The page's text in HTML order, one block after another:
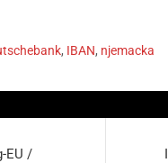
, IBAN, njemacka
EU /